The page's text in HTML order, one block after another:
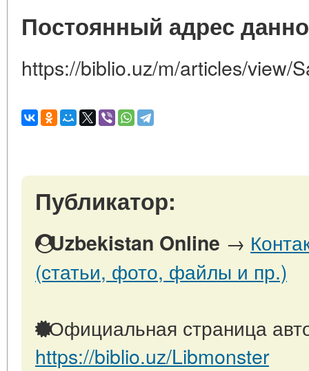
Постоянный адрес
https://biblio.uz/m/articles/view/
Публикатор:
Uzbekistan Online →
(статьи, фото, файлы и пр.)
Официальная страница
https://biblio.uz/Libmonster